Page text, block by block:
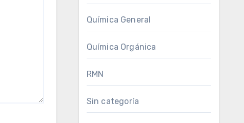
Química General
Química Orgánica
RMN
Sin categoría